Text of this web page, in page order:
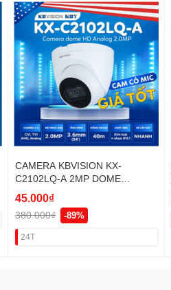
CAMERA KBVISION KX-
C2102LQ-A 2MP DOME
(IR40M+MICRO) VAT
45.000₫
380.000₫ -89%
24T